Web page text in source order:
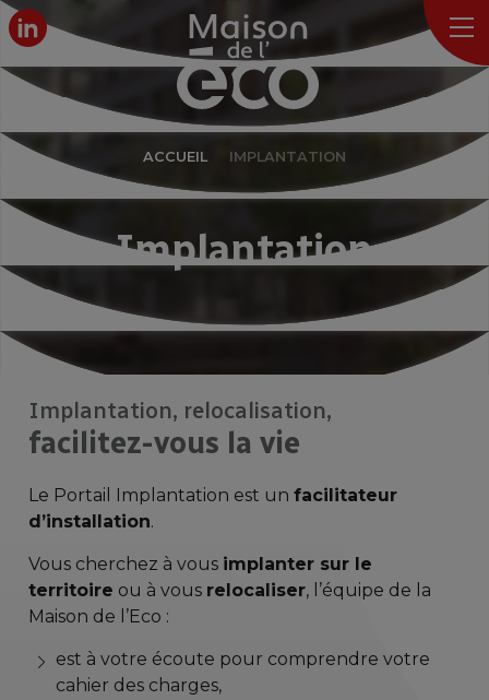
ACCUEIL IMPLANTATION
Implantation
Implantation, relocalisation,
facilitez-vous la vie
Le Portail Implantation est unfacilitateur
d’installation.
Vous cherchez à vous implanter sur le
territoire ou à vous relocaliser, l’équipe de la
Maison de l’Eco :
est à votre écoute pour comprendre votre
cahier des charges,